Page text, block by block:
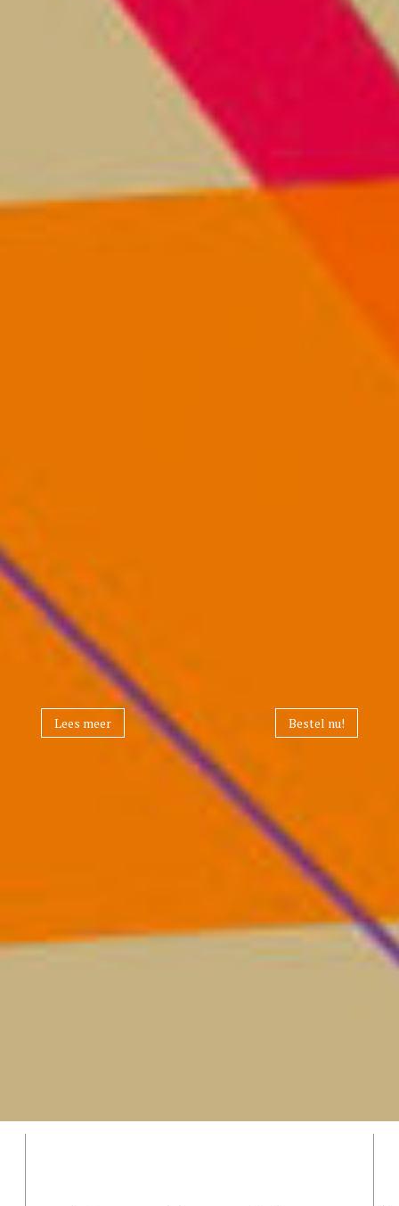
Lees meer Bestel nu!